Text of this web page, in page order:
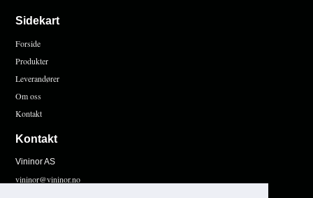
Sidekart
Forside
Produkter
Leverandører
Om oss
Kontakt
Kontakt
Vininor AS
vininor@vininor.no